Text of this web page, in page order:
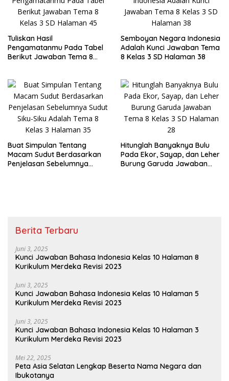
Tuliskan Hasil
Pengamatanmu Pada Tabel
Berikut Jawaban Tema 8
Semboyan Negara Indonesia
Adalah Kunci Jawaban Tema
8 Kelas 3 SD Halaman 38
Buat Simpulan Tentang
Macam Sudut Berdasarkan
Penjelasan Sebelumnya
Hitunglah Banyaknya Bulu
Pada Ekor, Sayap, dan Leher
Burung Garuda Jawaban
Berita Terbaru
Juni 3, 2025
Kunci Jawaban Bahasa Indonesia Kelas 10 Halaman 8
Kurikulum Merdeka Revisi 2023
Juni 3, 2025
Kunci Jawaban Bahasa Indonesia Kelas 10 Halaman 5
Kurikulum Merdeka Revisi 2023
Juni 3, 2025
Kunci Jawaban Bahasa Indonesia Kelas 10 Halaman 3
Kurikulum Merdeka Revisi 2023
Mei 22, 2025
Peta Asia Selatan Lengkap Beserta Nama Negara dan
Ibukotanya